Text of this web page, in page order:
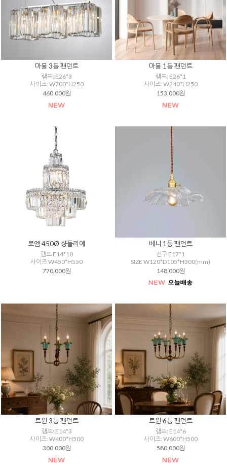
마블 3등 팬던트
램프: E26*3
사이즈: W700*H250
460,000원
마블 1등 팬던트
램프: E26*1
사이즈: W240*H250
153,000원
로엠 450Ø 샹들리에
램프 E14*10
사이즈 W450*H550
770,000원
베니 1등 팬던트
전구 E17*1
SIZE W120*D105*H300(mm)
148,000원
트윈 3등 팬던트
램프: E14*3
사이즈: W400*H500
300,000원
트윈 6등 팬던트
램프: E14*6
사이즈: W600*H500
580,000원